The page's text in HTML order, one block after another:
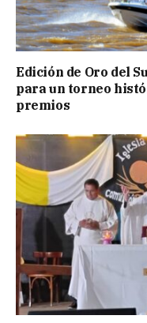
Edición de Oro del
para un torneo
premios